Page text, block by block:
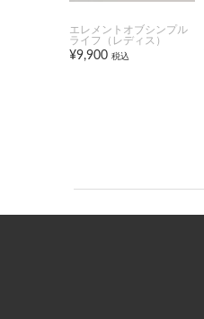
エレメントオブシンプル
ライフ（レディス）
¥9,900 税込